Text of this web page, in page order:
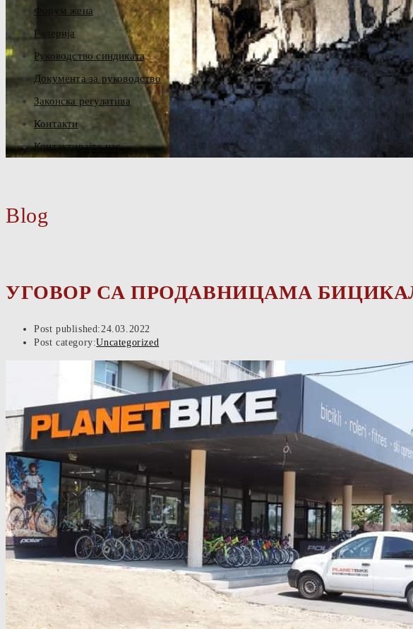
Форум жена
Галерија
Руководство синдиката
Документа за руководство
Законска регулатива
Контакти
Контактирајте нас
Blog
УГОВОР СА ПРОДАВНИЦАМА БИЦИКАЛА
Post published:24.03.2022
Post category:Uncategorized